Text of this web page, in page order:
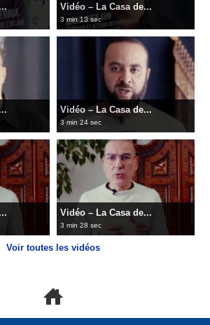
Vidéo – La Casa de...
3 min 13 sec
Vidéo – La Casa de...
3 min 24 sec
Vidéo – La Casa de...
3 min 28 sec
Voir toutes les vidéos